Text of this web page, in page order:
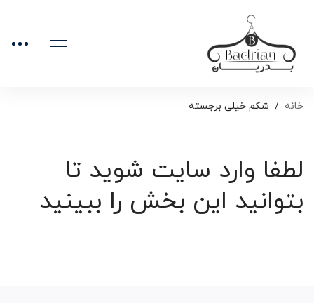
خانه شکم خیلی برجسته
لطفا وارد سایت شوید تا
بتوانید این بخش را ببینید